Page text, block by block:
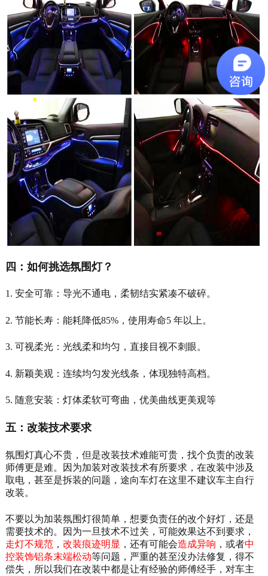
四：如何挑选氛围灯？
1. 安全可靠：导光不通电，柔韧结实紧凑不破碎。
2. 节能长寿：能耗降低85%，使用寿命5 年以上。
3. 可视柔光：光线柔和均匀，直接目视不刺眼。
4. 新颖美观：连续均匀发光线条，体现独特高档。
5. 随意安装：灯体柔软可弯曲，优美曲线更美观等
五：改装技术要求
氛围灯真心不贵，但是改装技术难能可贵，找个负责的改装
师傅更是难。因为加装对改装技术有所要求，在改装中涉及
取电，甚至是拆装的问题，途向车灯在这里不建议车主自行
改装。
不要以为加装氛围灯很简单，想要负责任的改个好灯，还是
需要技术的。因为一旦技术不过关，可能效果达不到要求，
走灯不规范， 改装痕迹明显 ，还有可能会造成异响 ，或者中
控装饰铝条末端松动等问题，严重的甚至没办法修复，得不
偿失，所以我们在改装中都是让有经验的师傅经手，对车主